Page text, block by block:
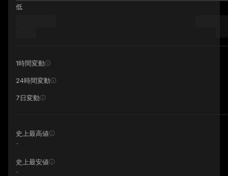
低
1時間変動
24時間変動
7日変動
史上最高値
-
史上最安値
-